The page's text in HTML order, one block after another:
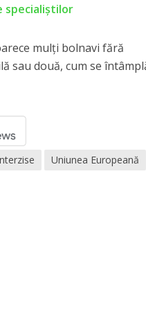
specialiştilor
mulți bolnavi fără
sau două, cum se
Uniunea Europeană